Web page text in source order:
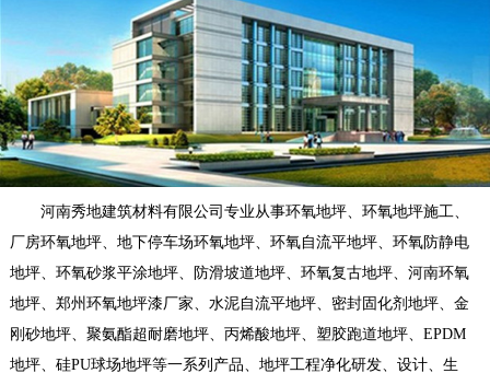
河南秀地建筑材料有限公司专业从事环氧地坪、环氧地坪施工、
厂房环氧地坪、地下停车场环氧地坪、环氧自流平地坪、环氧防静电
地坪、环氧砂浆平涂地坪、防滑坡道地坪、环氧复古地坪、河南环氧
地坪、郑州环氧地坪漆厂家、水泥自流平地坪、密封固化剂地坪、金
刚砂地坪、聚氨酯超耐磨地坪、丙烯酸地坪、塑胶跑道地坪、EPDM
地坪、硅PU球场地坪等一系列产品、地坪工程净化研发、设计、生